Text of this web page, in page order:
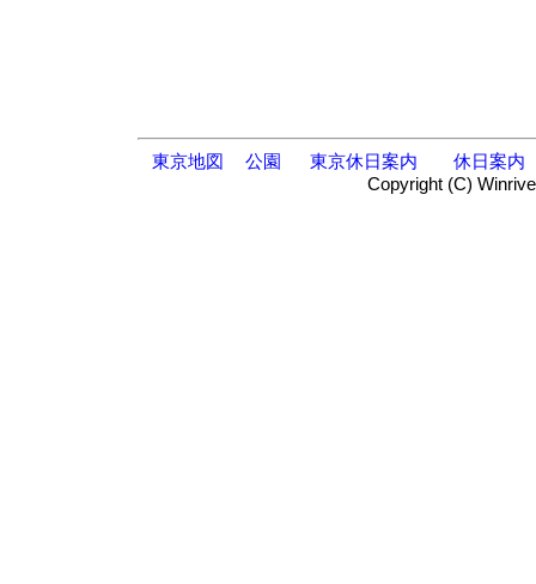
東京地図 公園 東京休日案内
休日案内
Copyright (C)